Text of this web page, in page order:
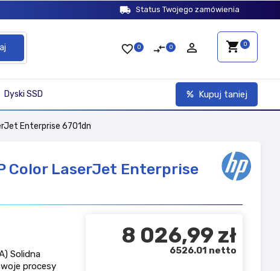
local_shipping Status Twojego zamówienia
shopping_cart 0
person_outline
compare_arrows 0
favorite_border 0
Kupuj taniej
Dyski SSD
Enterprise 6701dn
Color LaserJet Enterprise
Solidna
procesy
8 026,99 zł
6526.01 netto